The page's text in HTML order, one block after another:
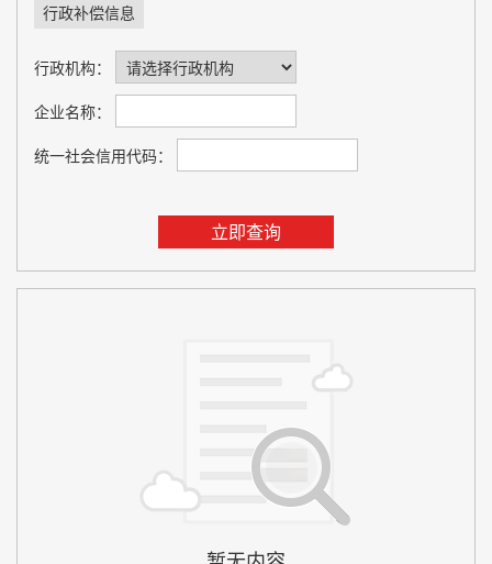
行政补偿信息
行政机构：
企业名称：
统一社会信用代码：
立即查询